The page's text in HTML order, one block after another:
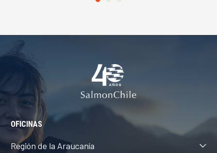
OFICINAS
Región de la Araucanía